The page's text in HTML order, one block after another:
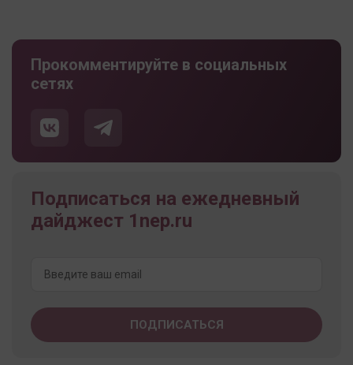
Прокомментируйте в социальных
сетях
Подписаться на ежедневный
дайджест 1nep.ru